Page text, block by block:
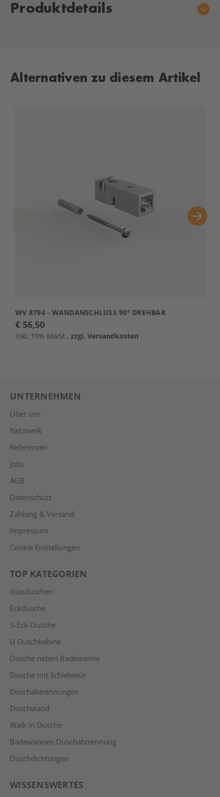
Aktueller
Lagerbestand:
Produktdetails
Alternativen zu diesem Artikel
WV 8794 - WANDANSCHLUSS 90° DREHBAR
€ 56,50
Inkl. 19% MwSt., zzgl. Versandkosten
UNTERNEHMEN
Über uns
Netzwerk
Referenzen
Jobs
AGB
Datenschutz
Zahlung & Versand
Impressum
Cookie Einstellungen
TOP KATEGORIEN
Glasduschen
Eckdusche
5-Eck-Dusche
U Duschkabine
Dusche neben Badewanne
Dusche mit Schiebetür
Duschabtrennungen
Duschwand
Walk in Dusche
Badewannen Duschabtrennung
Duschdichtungen
WISSENSWERTES